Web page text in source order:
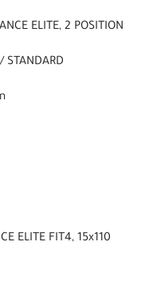
ELITE, 2 POSITION
STANDARD
ELITE FIT4, 15x110